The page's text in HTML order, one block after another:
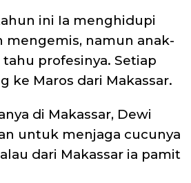
ini Ia menghidupi
mengemis, namun anak-
profesinya. Setiap
ke Maros dari Makassar.
di Makassar, Dewi
untuk menjaga cucunya
dari Makassar ia pamit